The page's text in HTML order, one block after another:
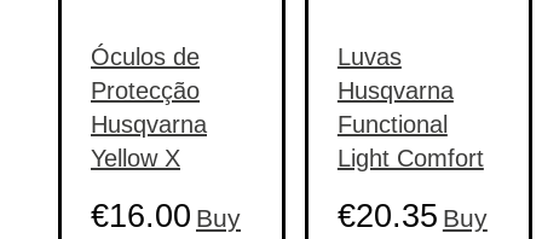
Óculos de
Protecção
Husqvarna
Yellow X
€16.00 Buy
Luvas
Husqvarna
Functional
Light Comfort
€20.35 Buy